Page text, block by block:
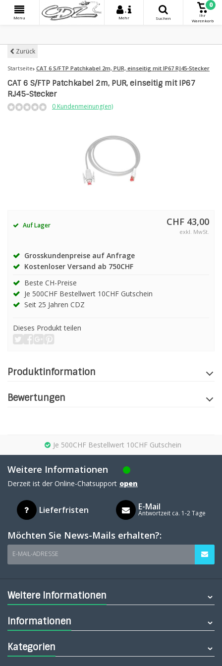
Menu
+
Mehr
Suchen
0
Ihr
Warenkorb
Zurück
Startseite CAT 6 S/FTP Patchkabel 2m, PUR, einseitig mit IP67 RJ45-Stecker
CAT 6 S/FTP Patchkabel 2m, PUR, einseitig mit IP67
RJ45-Stecker
0 Kundenmeinung(en)
Auf Lager CHF 43,00
exkl. MwSt.
Grosskundenpreise auf Anfrage
Kostenloser Versand ab 750CHF
Beste CH-Preise
Je 500CHF Bestellwert 10CHF Gutschein
Seit 25 Jahren CDZ
Dieses Produkt teilen
Produktinformation
Bewertungen
Je 500CHF Bestellwert 10CHF Gutschein
Weitere Informationen
Derzeit ist der Online-Chatsupport open
Lieferfristen E-Mail
Antwortzeit ca. 1-2 Tage
Möchten Sie News-Mails erhalten?:
E-MAIL-ADRESSE
Weitere Informationen
Informationen
Kategorien